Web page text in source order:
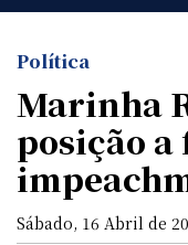
Política
Marinha
posição a
Sábado, 16 Abril de